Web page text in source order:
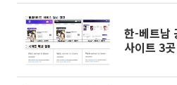
한-베트남
사이트 3